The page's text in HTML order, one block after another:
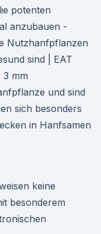
potenten
anzubauen -
Nutzhanfpflanzen
sind | EAT
3 mm
und sind
sich besonders
in Hanfsamen
keine
besonderem